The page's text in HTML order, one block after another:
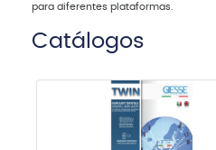
para diferentes plataformas.
Catálogos